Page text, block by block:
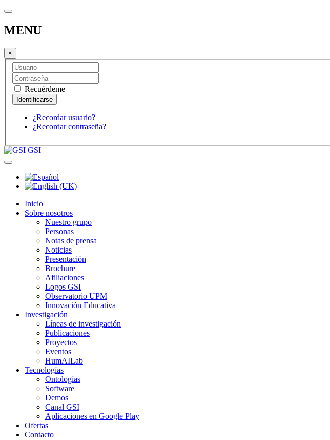
MENU
×
Recuérdeme
¿Recordar usuario?
¿Recordar contraseña?
GSI
Inicio
Sobre nosotros
Nuestro grupo
Personas
Notas de prensa
Noticias
Presentación
Brochure
Afiliaciones
Logos GSI
Observatorio UPM
Innovación Educativa
Investigación
Líneas de investigación
Publicaciones
Proyectos
Eventos
HumAILab
Tecnologías
Ontologías
Software
Demos
Canal GSI
Aplicaciones en Google Play
Ofertas
Contacto